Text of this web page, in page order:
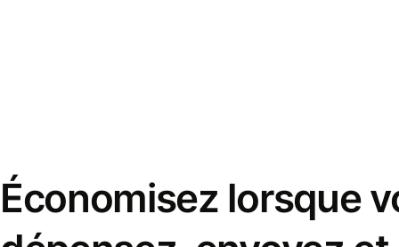
Économisez lorsque